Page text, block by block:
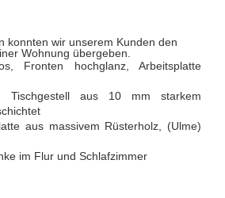
konnten wir unserem Kunden den
Wohnung übergeben.
Fronten hochglanz, Arbeitsplatte
Tischgestell aus 10 mm starkem
aus massivem Rüsterholz, (Ulme)
im Flur und Schlafzimmer